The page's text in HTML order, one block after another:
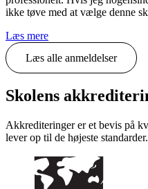
ikke tøve med at vælge denne
Læs mere
Læs alle anmeldelser
Skolens
Akkrediteringer er et bevis på
lever op til de højeste standarder.